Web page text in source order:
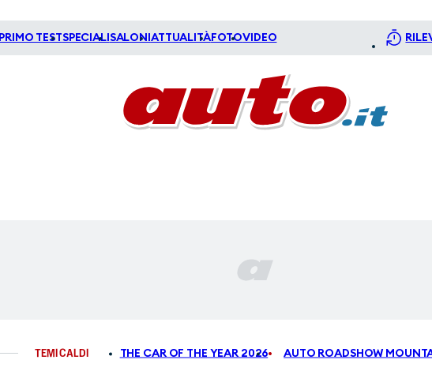
PRIMO TESTSPECIALI SALONI ATTUALITÀFOTOVIDEO
TEMI CALDI THE CAR OF THE YEAR 2026 AUTO ROADSHOW